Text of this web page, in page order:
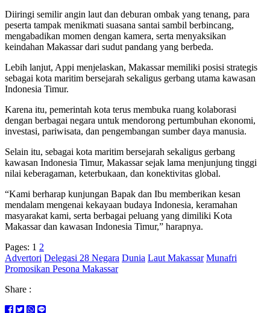
Diiringi semilir angin laut dan deburan ombak yang tenang, para
peserta tampak menikmati suasana santai sambil berbincang,
mengabadikan momen dengan kamera, serta menyaksikan
keindahan Makassar dari sudut pandang yang berbeda.
Lebih lanjut, Appi menjelaskan, Makassar memiliki posisi strategis
sebagai kota maritim bersejarah sekaligus gerbang utama kawasan
Indonesia Timur.
Karena itu, pemerintah kota terus membuka ruang kolaborasi
dengan berbagai negara untuk mendorong pertumbuhan ekonomi,
investasi, pariwisata, dan pengembangan sumber daya manusia.
Selain itu, sebagai kota maritim bersejarah sekaligus gerbang
kawasan Indonesia Timur, Makassar sejak lama menjunjung tinggi
nilai keberagaman, keterbukaan, dan konektivitas global.
“Kami berharap kunjungan Bapak dan Ibu memberikan kesan
mendalam mengenai kekayaan budaya Indonesia, keramahan
masyarakat kami, serta berbagai peluang yang dimiliki Kota
Makassar dan kawasan Indonesia Timur,” harapnya.
Pages: 1 2
Advertori Delegasi 28 Negara Dunia Laut Makassar Munafri
Promosikan Pesona Makassar
Share :